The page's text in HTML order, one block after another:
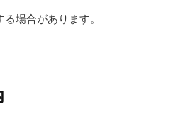
場合があります。